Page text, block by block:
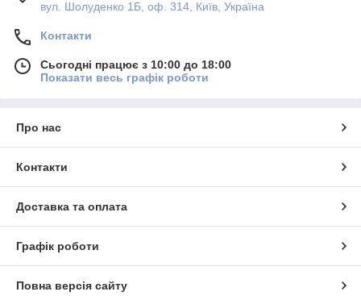
вул. Шолуденко 1Б, оф. 314, Київ, Україна
Контакти
Сьогодні працює з 10:00 до 18:00
Показати весь графік роботи
Про нас
Контакти
Доставка та оплата
Графік роботи
Повна версія сайту